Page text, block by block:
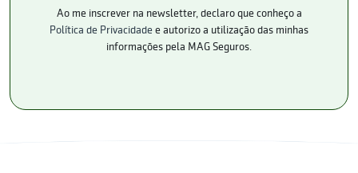
Ao me inscrever na newsletter, declaro que conheço a
Política de Privacidade e autorizo a utilização das minhas
informações pela MAG Seguros.